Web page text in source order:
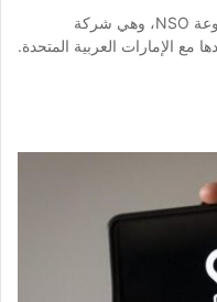
في أكتوبر من العام الماضي، أعلنت مجموعة NSO، وهي شركة
مع الإمارات العربية المتحدة.